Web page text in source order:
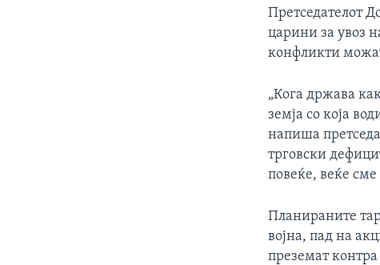
Претседателот
царини за увоз
конфликти
„Кога држава
земја со која
напиша
трговски
повеќе, веќе сме
Планираните
војна, пад на
преземат